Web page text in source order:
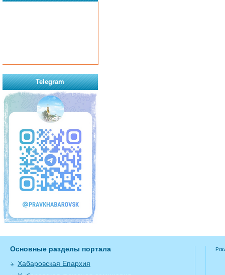
Telegram
Основные разделы портала
Хабаровская Епархия